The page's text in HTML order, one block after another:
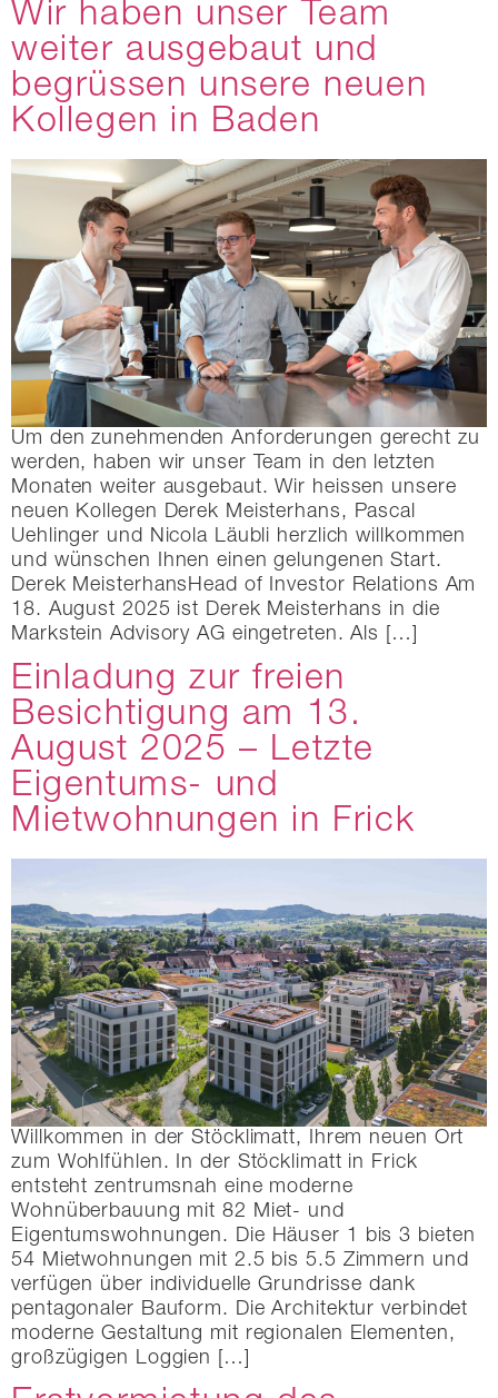
Wir haben unser Team
weiter ausgebaut und
begrüssen unsere neuen
Kollegen in Baden
Um den zunehmenden Anforderungen gerecht zu
werden, haben wir unser Team in den letzten
Monaten weiter ausgebaut. Wir heissen unsere
neuen Kollegen Derek Meisterhans, Pascal
Uehlinger und Nicola Läubli herzlich willkommen
und wünschen Ihnen einen gelungenen Start.
Derek MeisterhansHead of Investor Relations Am
18. August 2025 ist Derek Meisterhans in die
Markstein Advisory AG eingetreten. Als […]
Einladung zur freien
Besichtigung am 13.
August 2025 – Letzte
Eigentums- und
Mietwohnungen in Frick
Willkommen in der Stöcklimatt, Ihrem neuen Ort
zum Wohlfühlen. In der Stöcklimatt in Frick
entsteht zentrumsnah eine moderne
Wohnüberbauung mit 82 Miet- und
Eigentumswohnungen. Die Häuser 1 bis 3 bieten
54 Mietwohnungen mit 2.5 bis 5.5 Zimmern und
verfügen über individuelle Grundrisse dank
pentagonaler Bauform. Die Architektur verbindet
moderne Gestaltung mit regionalen Elementen,
großzügigen Loggien […]